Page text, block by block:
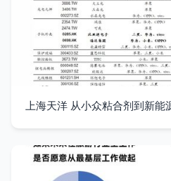
上海天洋 从小众粘合剂到新能